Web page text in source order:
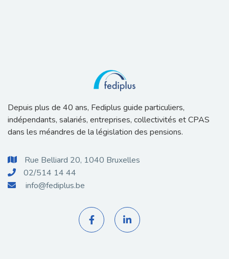
Depuis plus de 40 ans, Fediplus guide particuliers,
indépendants, salariés, entreprises, collectivités et CPAS
dans les méandres de la législation des pensions.
 Rue Belliard 20, 1040 Bruxelles
 02/514 14 44
 info@fediplus.be
 